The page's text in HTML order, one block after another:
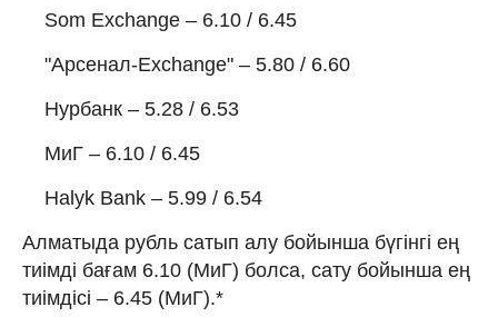
Som Exchange – 6.10 / 6.45
"Арсенал-Exchange" – 5.80 / 6.60
Нурбанк – 5.28 / 6.53
МиГ – 6.10 / 6.45
Halyk Bank – 5.99 / 6.54
Алматыда рубль сатып алу бойынша бүгінгі ең
тиімді бағам 6.10 (МиГ) болса, сату бойынша ең
тиімдісі – 6.45 (МиГ).*